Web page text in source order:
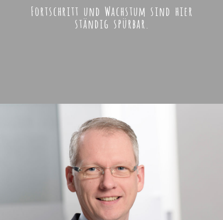
Fortschritt und Wachstum sind hier
ständig spürbar.